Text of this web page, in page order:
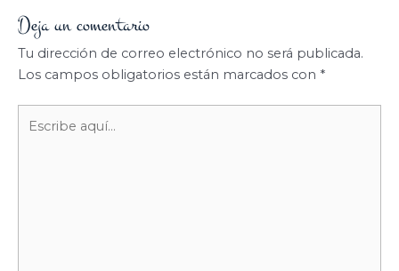
Deja un comentario
Tu dirección de correo electrónico no será publicada.
Los campos obligatorios están marcados con *
aquí...